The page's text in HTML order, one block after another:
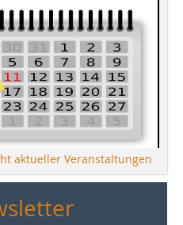
aktueller Veranstaltungen